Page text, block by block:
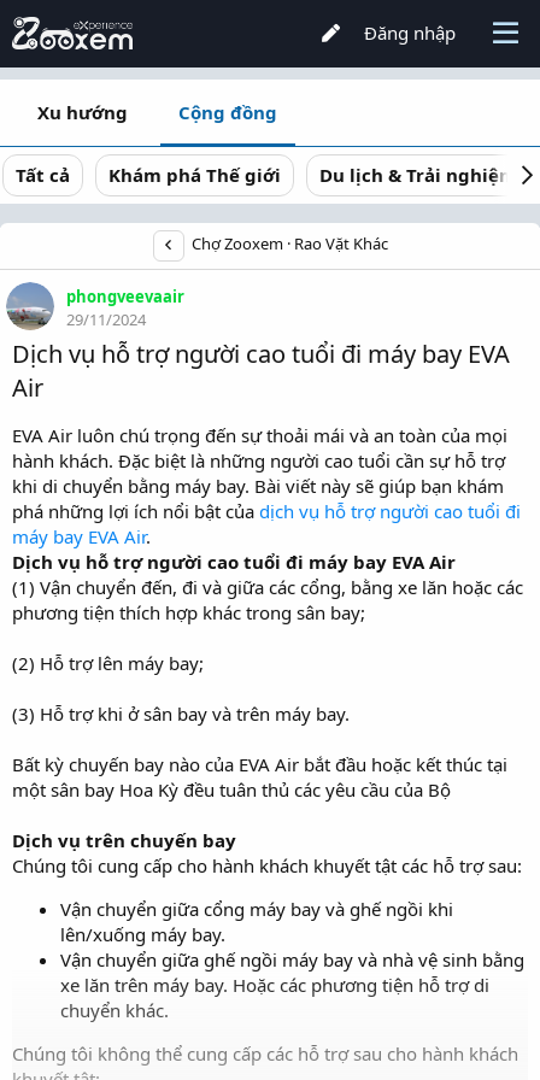
Đăng nhập
Xu hướng Cộng đồng
Tất cả Khám phá Thế giới Du lịch & Trải nghiệm
Chợ Zooxem Rao Vặt Khác
phongveevaair
29/11/2024
Dịch vụ hỗ trợ người cao tuổi đi máy bay EVA
Air
EVA Air luôn chú trọng đến sự thoải mái và an toàn của mọi
hành khách. Đặc biệt là những người cao tuổi cần sự hỗ trợ
khi di chuyển bằng máy bay. Bài viết này sẽ giúp bạn khám
phá những lợi ích nổi bật của dịch vụ hỗ trợ người cao tuổi đi
máy bay EVA Air.
Dịch vụ hỗ trợ người cao tuổi đi máy bay EVA Air
(1) Vận chuyển đến, đi và giữa các cổng, bằng xe lăn hoặc các
phương tiện thích hợp khác trong sân bay;
(2) Hỗ trợ lên máy bay;
(3) Hỗ trợ khi ở sân bay và trên máy bay.
Bất kỳ chuyến bay nào của EVA Air bắt đầu hoặc kết thúc tại
một sân bay Hoa Kỳ đều tuân thủ các yêu cầu của Bộ
Dịch vụ trên chuyến bay
Chúng tôi cung cấp cho hành khách khuyết tật các hỗ trợ sau:
Vận chuyển giữa cổng máy bay và ghế ngồi khi
lên/xuống máy bay.
Vận chuyển giữa ghế ngồi máy bay và nhà vệ sinh bằng
xe lăn trên máy bay. Hoặc các phương tiện hỗ trợ di
chuyển khác.
Chúng tôi không thể cung cấp các hỗ trợ sau cho hành khách